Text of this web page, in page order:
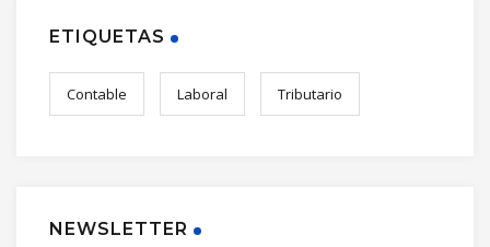
ETIQUETAS
Contable Laboral Tributario
NEWSLETTER